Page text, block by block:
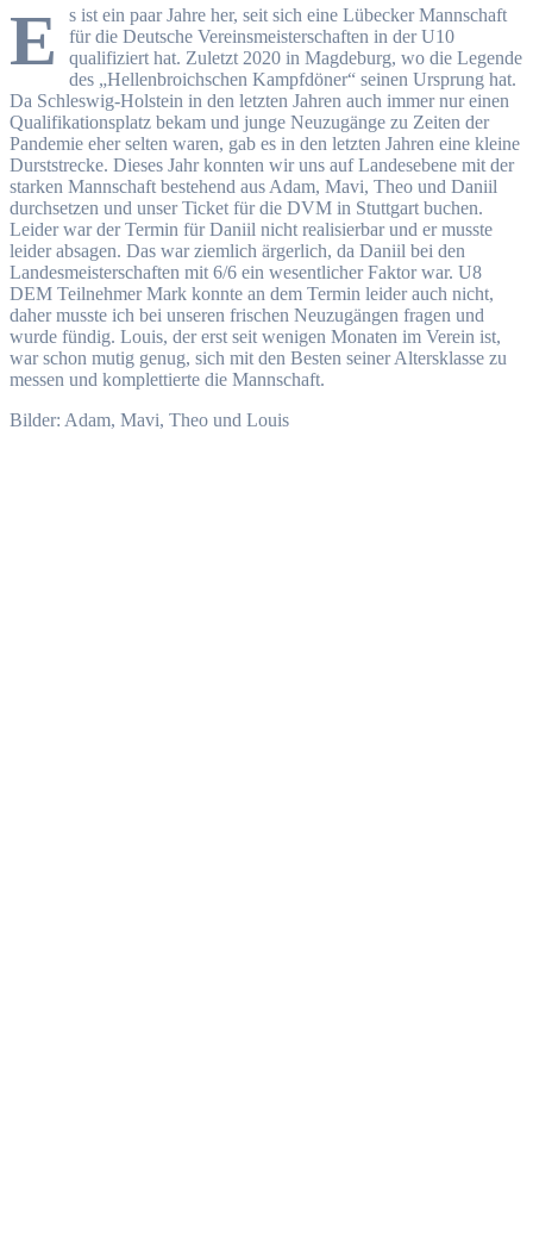
E
s ist ein paar Jahre her, seit sich eine Lübecker Mannschaft
für die Deutsche Vereinsmeisterschaften in der U10
qualifiziert hat. Zuletzt 2020 in Magdeburg, wo die Legende
des „Hellenbroichschen Kampfdöner“ seinen Ursprung hat.
Da Schleswig-Holstein in den letzten Jahren auch immer nur einen
Qualifikationsplatz bekam und junge Neuzugänge zu Zeiten der
Pandemie eher selten waren, gab es in den letzten Jahren eine kleine
Durststrecke. Dieses Jahr konnten wir uns auf Landesebene mit der
starken Mannschaft bestehend aus Adam, Mavi, Theo und Daniil
durchsetzen und unser Ticket für die DVM in Stuttgart buchen.
Leider war der Termin für Daniil nicht realisierbar und er musste
leider absagen. Das war ziemlich ärgerlich, da Daniil bei den
Landesmeisterschaften mit 6/6 ein wesentlicher Faktor war. U8
DEM Teilnehmer Mark konnte an dem Termin leider auch nicht,
daher musste ich bei unseren frischen Neuzugängen fragen und
wurde fündig. Louis, der erst seit wenigen Monaten im Verein ist,
war schon mutig genug, sich mit den Besten seiner Altersklasse zu
messen und komplettierte die Mannschaft.
Bilder: Adam, Mavi, Theo und Louis